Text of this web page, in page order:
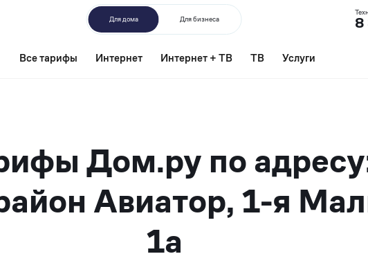
Для дома Для бизнеса 8
Все тарифы Интернет Интернет + ТВ ТВ Услуги
Дом.ру по
Авиатор, 1-я
1а